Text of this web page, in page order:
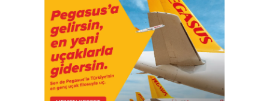
HONG KONG VE ÇIN’DEN
AVRUPA’YA HAVA
KARGODA SERT DÜŞÜŞ
KARGO • 08 TEM 2026
TURHAN ÖZEN SAUDI